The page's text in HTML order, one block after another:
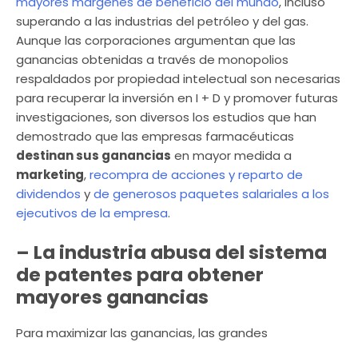
superando a las industrias del petróleo y del gas.
Aunque las corporaciones argumentan que las
ganancias obtenidas a través de monopolios
respaldados por propiedad intelectual son necesarias
para recuperar la inversión en I + D y promover futuras
investigaciones, son diversos los estudios que han
demostrado que las empresas farmacéuticas
destinan sus ganancias en mayor medida a
marketing,recompra de acciones y reparto de
dividendos yde generosos paquetes salariales a los
ejecutivos de la empresa.
– La industria abusa del sistema
de patentes para obtener
mayores ganancias
Para maximizar las ganancias, las grandes